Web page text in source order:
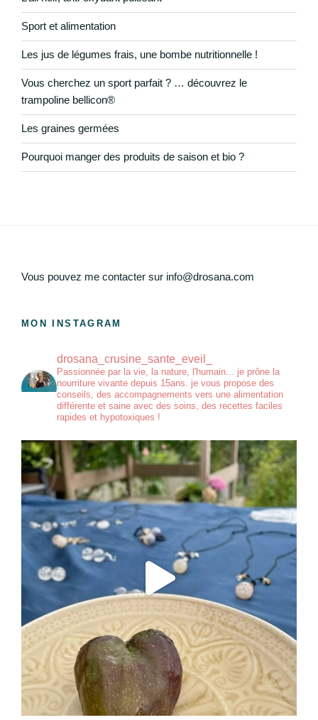
Sport et alimentation
Les jus de légumes frais, une bombe nutritionnelle !
Vous cherchez un sport parfait ? … découvrez le
trampoline bellicon®
Les graines germées
Pourquoi manger des produits de saison et bio ?
Vous pouvez me contacter sur info@drosana.com
MON INSTAGRAM
drosana_crusine_sante_eveil_
Passionnée par la vie, la nature, l'humain... je prône la
nourriture vivante depuis 15ans. je vous propose des
conseils, des accompagnements vers une alimentation
différente et saine avec des soins, des recettes faciles
rapides et hypotoxiques !